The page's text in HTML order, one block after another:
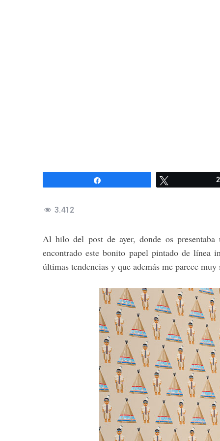
2
3.412
Al hilo del post de ayer, donde os presentaba
encontrado este bonito papel pintado de
últimas tendencias y que además me parece